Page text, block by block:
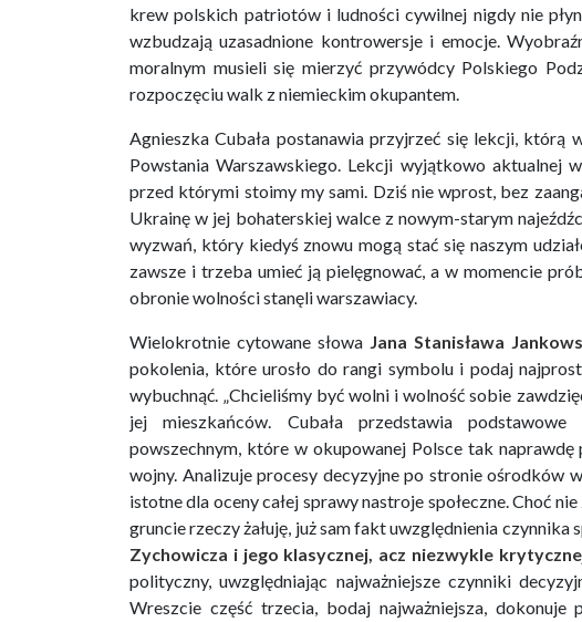
krew polskich patriotów i ludności cywilnej nigdy nie
wzbudzają uzasadnione kontrowersje i emocje.
moralnym musieli się mierzyć przywódcy Polskiego
rozpoczęciu walk z niemieckim okupantem.
Agnieszka Cubała postanawia przyjrzeć się lekcji, którą
Powstania Warszawskiego. Lekcji wyjątkowo aktualnej
przed którymi stoimy my sami. Dziś nie wprost, bez
Ukrainę w jej bohaterskiej walce z nowym-starym
wyzwań, który kiedyś znowu mogą stać się naszym
zawsze i trzeba umieć ją pielęgnować, a w momencie
obronie wolności stanęli warszawiacy.
Wielokrotnie cytowane słowa Jana Stanisława
pokolenia, które urosło do rangi symbolu i podaj
wybuchnąć. „Chcieliśmy być wolni i wolność sobie
jej mieszkańców. Cubała przedstawia
powszechnym, które w okupowanej Polsce tak
wojny. Analizuje procesy decyzyjne po stronie ośrodków
istotne dla oceny całej sprawy nastroje społeczne. Choć
gruncie rzeczy żałuję, już sam fakt uwzględnienia czynnika
Zychowicza i jego klasycznej, acz niezwykle
polityczny, uwzględniając najważniejsze czynniki
Wreszcie część trzecia, bodaj najważniejsza,